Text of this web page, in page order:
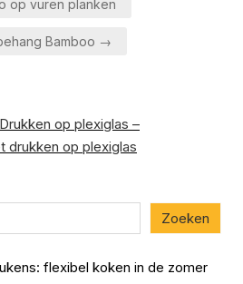
op vuren planken
Bamboo →
Drukken op plexiglas –
drukken op plexiglas
Zoeken
flexibel koken in de zomer